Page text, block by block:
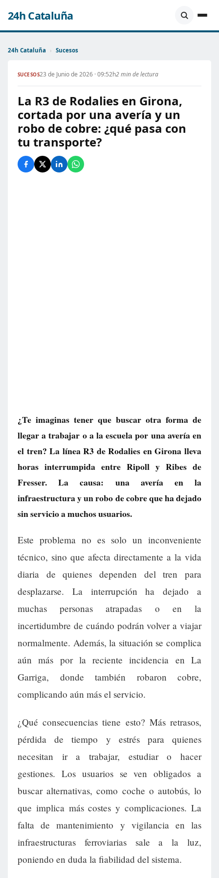
24h Cataluña
24h Cataluña › Sucesos
SUCESOS23 de Junio de 2026 · 09:52h2 min de lectura
La R3 de Rodalies en Girona,
cortada por una avería y un
robo de cobre: ¿qué pasa con
tu transporte?
¿Te imaginas tener que buscar otra forma de
llegar a trabajar o a la escuela por una avería en
el tren? La línea R3 de Rodalies en Girona lleva
horas interrumpida entre Ripoll y Ribes de
Fresser. La causa: una avería en la
infraestructura y un robo de cobre que ha dejado
sin servicio a muchos usuarios.
Este problema no es solo un inconveniente
técnico, sino que afecta directamente a la vida
diaria de quienes dependen del tren para
desplazarse. La interrupción ha dejado a
muchas personas atrapadas o en la
incertidumbre de cuándo podrán volver a viajar
normalmente. Además, la situación se complica
aún más por la reciente incidencia en La
Garriga, donde también robaron cobre,
complicando aún más el servicio.
¿Qué consecuencias tiene esto? Más retrasos,
pérdida de tiempo y estrés para quienes
necesitan ir a trabajar, estudiar o hacer
gestiones. Los usuarios se ven obligados a
buscar alternativas, como coche o autobús, lo
que implica más costes y complicaciones. La
falta de mantenimiento y vigilancia en las
infraestructuras ferroviarias sale a la luz,
poniendo en duda la fiabilidad del sistema.